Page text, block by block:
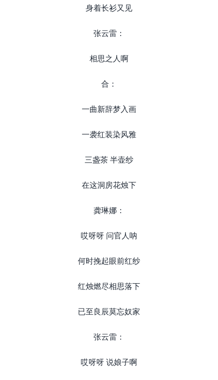
身着长衫又见
张云雷：
相思之人啊
合：
一曲新辞梦入画
一袭红装染风雅
三盏茶 半壶纱
在这洞房花烛下
龚琳娜：
哎呀呀 问官人呐
何时挽起眼前红纱
红烛燃尽相思落下
已至良辰莫忘奴家
张云雷：
哎呀呀 说娘子啊